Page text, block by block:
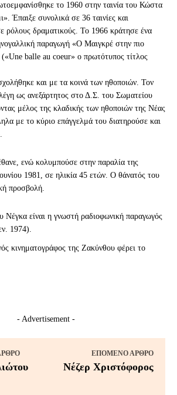
το 1960 στην ταινία του Κώστα
Έπαιξε συνολικά σε 36 ταινίες και
ρόλους δραματικούς. Το 1966 κράτησε ένα
παραγωγή «Ο Μαιγκρέ στην πιο
balle au coeur» ο πρωτότυπος τίτλος
και με τα κοινά των ηθοποιών. Τον
ως ανεξάρτητος στο Δ.Σ. του Σωματείου
μέλος της κλαδικής των ηθοποιών της Νέας
με το κύριο επάγγελμά του διατηρούσε και
ενώ κολυμπούσε στην παραλία της
1981, σε ηλικία 45 ετών. Ο θάνατός του
προσβολή.
είναι η γνωστή ραδιοφωνική παραγωγός
1974).
κινηματογράφος της Ζακύνθου φέρει το
- Advertisement -
ΕΠΌΜΕΝΟ ΆΡΘΡΟ
Νέζερ Χριστόφορος